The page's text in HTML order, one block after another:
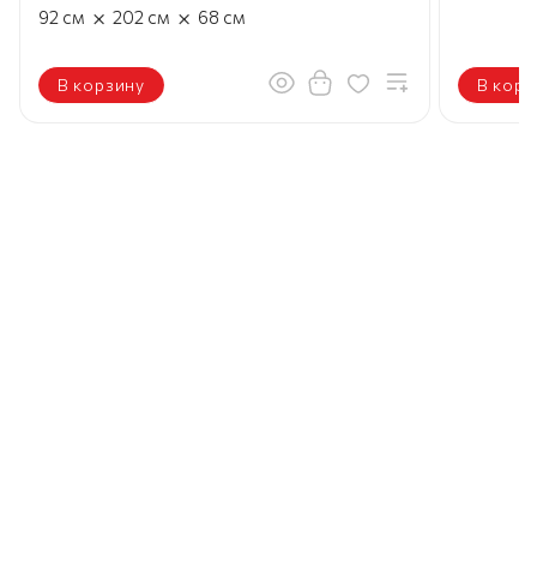
92 см × 202 см × 68 см
В корзину В